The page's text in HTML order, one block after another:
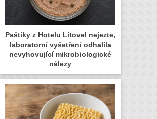
Paštiky z Hotelu Litovel nejezte,
laboratorní vyšetření odhalila
nevyhovující mikrobiologické
nálezy